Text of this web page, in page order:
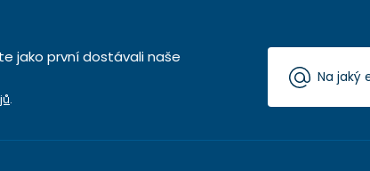
jako první dostávali naše
.